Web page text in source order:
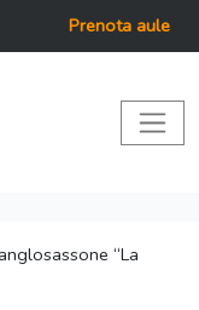
Prenota aule
“La